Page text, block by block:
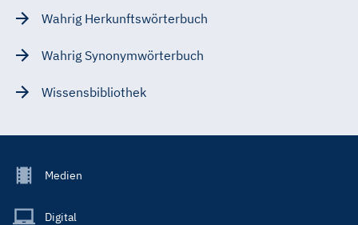
Wahrig Herkunftswörterbuch
Wahrig Synonymwörterbuch
Wissensbibliothek
Footer
Main
Medien
Digital